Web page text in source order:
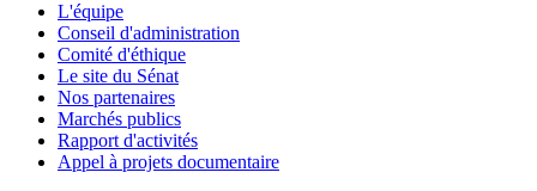
L'équipe
Conseil d'administration
Comité d'éthique
Le site du Sénat
Nos partenaires
Marchés publics
Rapport d'activités
Appel à projets documentaire